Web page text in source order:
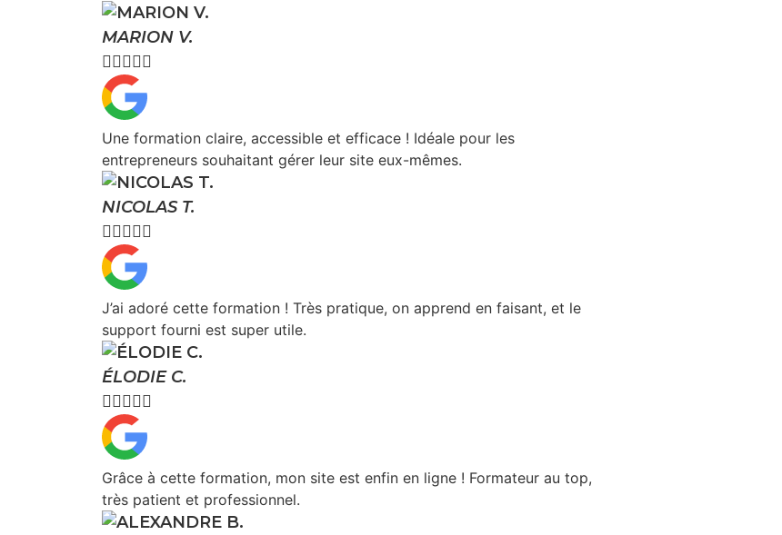
MARION V.

Une formation claire, accessible et efficace ! Idéale pour les
entrepreneurs souhaitant gérer leur site eux-mêmes.
NICOLAS T.

J’ai adoré cette formation ! Très pratique, on apprend en faisant, et le
support fourni est super utile.
ÉLODIE C.

Grâce à cette formation, mon site est enfin en ligne ! Formateur au top,
très patient et professionnel.